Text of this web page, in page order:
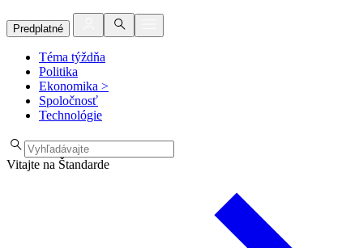
Predplatné
Téma týždňa
Politika
Ekonomika >
Spoločnosť
Technológie
Vitajte na Štandarde